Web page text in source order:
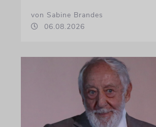
von Sabine Brandes
06.08.2026